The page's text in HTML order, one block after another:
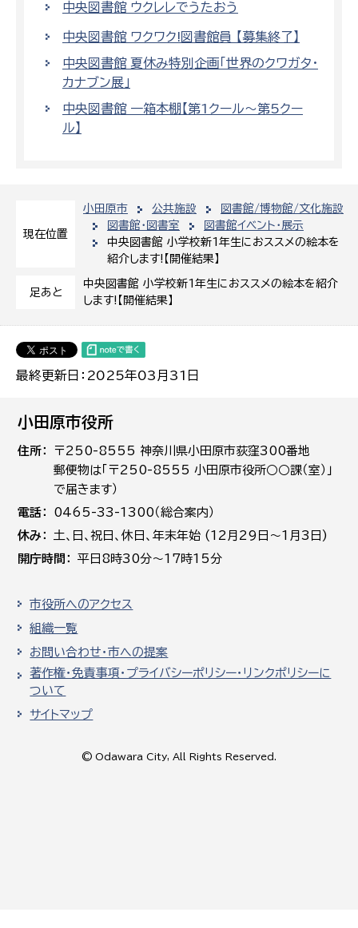
現在位置
小田原市 公共施設
図書館/博物館/文化施設
図書館・図書室
図書館イベント・展示
中央図書館 小学校新1年生におススメの絵本を
紹介します!【開催結果】
足あと
中央図書館 小学校新1年生におススメの絵本を紹介
します!【開催結果】
最終更新日：2025年03月31日
中央図書館 ウクレレでうたおう
中央図書館 ワクワク!図書館員 【募集終了】
中央図書館 夏休み特別企画「世界のクワガタ・
カナブン展」
中央図書館 一箱本棚【第1クール～第5クー
ル】
小田原市役所
住所
〒250-8555 神奈川県小田原市荻窪300番地
郵便物は「〒250-8555 小田原市役所○○課（室）」
で届きます）
電話
0465-33-1300（総合案内）
休み
土､日､祝日、休日、年末年始 (12月29日～1月3日)
開庁時間
平日8時30分～17時15分
市役所へのアクセス
組織一覧
お問い合わせ・市への提案
著作権・免責事項・プライバシーポリシー・リンクポリシーに
ついて
サイトマップ
© Odawara City, All Rights Reserved.